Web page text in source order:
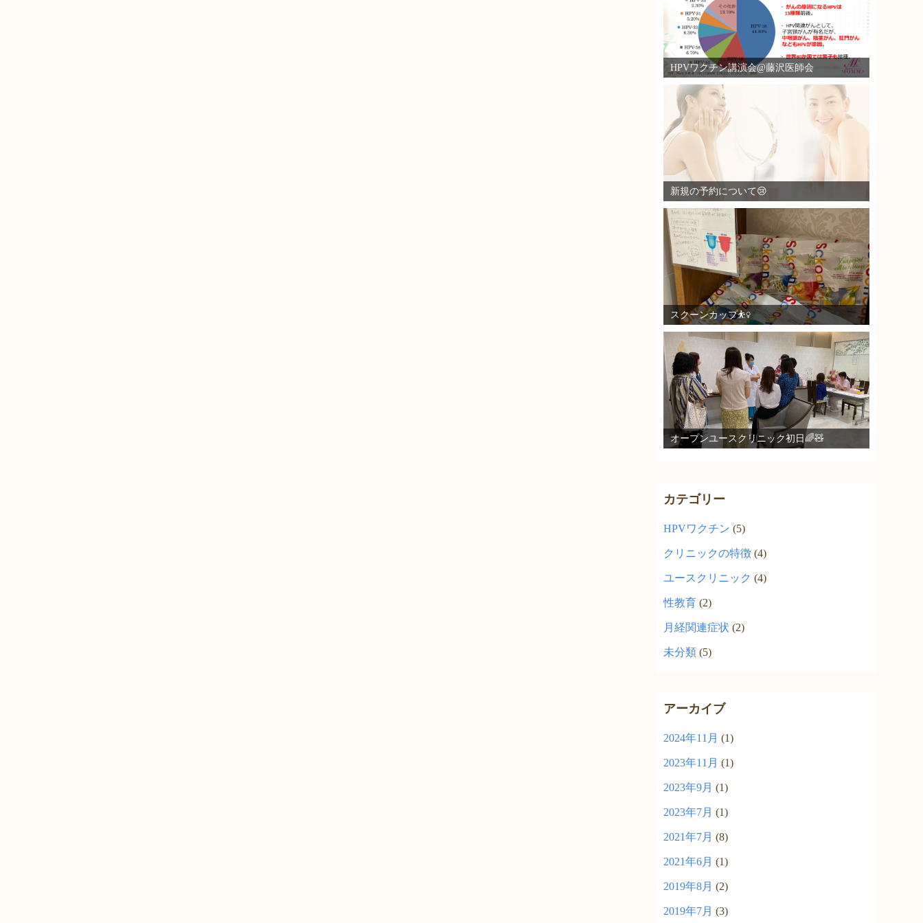
HPVワクチン講演会@藤沢医師会
新規の予約について😢
スクーンカップ⛹️‍♀️
オープンユースクリニック初日🌈🧸
カテゴリー
HPVワクチン (5)
クリニックの特徴 (4)
ユースクリニック (4)
性教育 (2)
月経関連症状 (2)
未分類 (5)
アーカイブ
2024年11月 (1)
2023年11月 (1)
2023年9月 (1)
2023年7月 (1)
2021年7月 (8)
2021年6月 (1)
2019年8月 (2)
2019年7月 (3)